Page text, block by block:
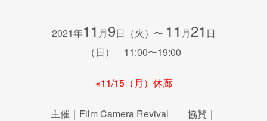
2021年11 月9日（火）〜 11 月21 日
（日） 11:00〜19:00
※11/15（月）休廊
主催｜Film Camera Revival 協賛｜